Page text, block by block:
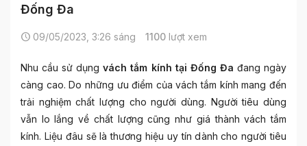
Đống Đa
09/05/2023, 3:26 sáng 1100 lượt xem
Nhu cầu sử dụngvách tắm kính tại Đống Đa đang ngày
càng cao. Do những ưu điểm của vách tắm kính mang đến
trải nghiệm chất lượng cho người dùng. Người tiêu dùng
vẫn lo lắng về chất lượng cũng như giá thành vách tắm
kính. Liệu đâu sẽ là thương hiệu uy tín dành cho người tiêu